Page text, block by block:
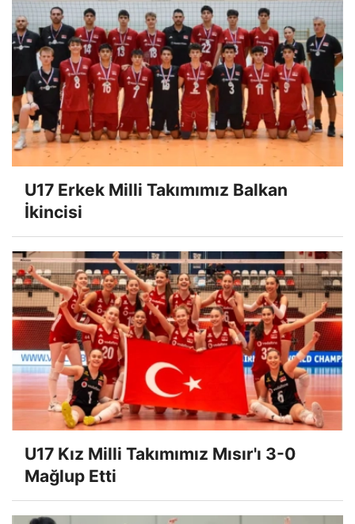
U17 Erkek Milli Takımımız Balkan
İkincisi
U17 Kız Milli Takımımız Mısır'ı 3-0
Mağlup Etti